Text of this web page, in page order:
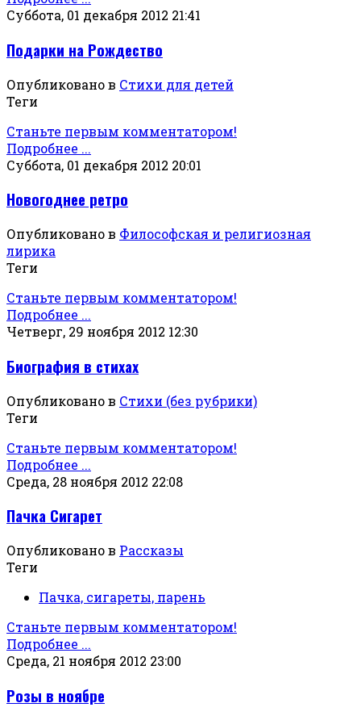
Суббота, 01 декабря 2012 21:41
Подарки на Рождество
Опубликовано в Стихи для детей
Теги
Станьте первым комментатором!
Подробнее ...
Суббота, 01 декабря 2012 20:01
Новогоднее ретро
Опубликовано в Философская и религиозная
лирика
Теги
Станьте первым комментатором!
Подробнее ...
Четверг, 29 ноября 2012 12:30
Биография в стихах
Опубликовано в Стихи (без рубрики)
Теги
Станьте первым комментатором!
Подробнее ...
Среда, 28 ноября 2012 22:08
Пачка Сигарет
Опубликовано в Рассказы
Теги
Пачка, сигареты, парень
Станьте первым комментатором!
Подробнее ...
Среда, 21 ноября 2012 23:00
Розы в ноябре